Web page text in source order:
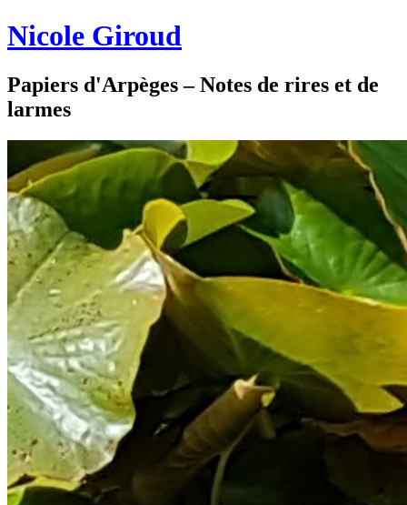
Nicole Giroud
Papiers d'Arpèges – Notes de rires et de
larmes